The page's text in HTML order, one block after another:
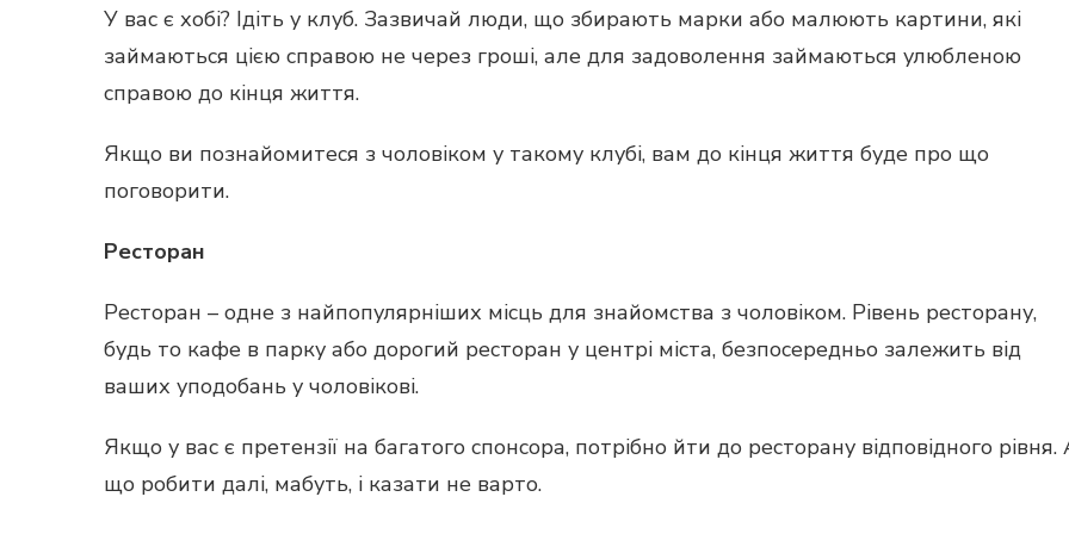
У вас є хобі? Ідіть у клуб. Зазвичай люди, що збирають марки або малюють картини, які
займаються цією справою не через гроші, але для задоволення займаються улюбленою
справою до кінця життя.
Якщо ви познайомитеся з чоловіком у такому клубі, вам до кінця життя буде про що
поговорити.
Ресторан
Ресторан – одне з найпопулярніших місць для знайомства з чоловіком. Рівень ресторану,
будь то кафе в парку або дорогий ресторан у центрі міста, безпосередньо залежить від
ваших уподобань у чоловікові.
Якщо у вас є претензії на багатого спонсора, потрібно йти до ресторану відповідного рівня.
що робити далі, мабуть, і казати не варто.